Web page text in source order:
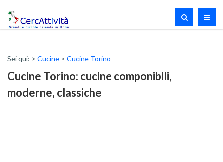
Sei qui: > Cucine > Cucine Torino
Cucine Torino: cucine componibili,
moderne, classiche